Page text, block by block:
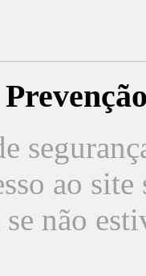
ao
se não